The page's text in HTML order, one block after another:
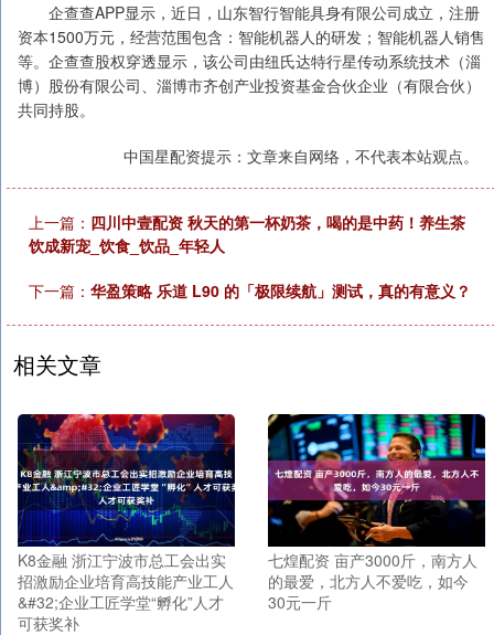
企查查APP显示，近日，山东智行智能具身有限公司成立，注册
资本1500万元，经营范围包含：智能机器人的研发；智能机器人销售
等。企查查股权穿透显示，该公司由纽氏达特行星传动系统技术（淄
博）股份有限公司、淄博市齐创产业投资基金合伙企业（有限合伙）
共同持股。
中国星配资提示：文章来自网络，不代表本站观点。
上一篇： 四川中壹配资 秋天的第一杯奶茶，喝的是中药！养生茶
饮成新宠_饮食_饮品_年轻人
下一篇： 华盈策略 乐道 L90 的「极限续航」测试，真的有意义？
相关文章
K8金融 浙江宁波市总工会出实
招激励企业培育高技能产业工人
&#32;企业工匠学堂“孵化”人才
可获奖补
七煌配资 亩产3000斤，南方人
的最爱，北方人不爱吃，如今
30元一斤